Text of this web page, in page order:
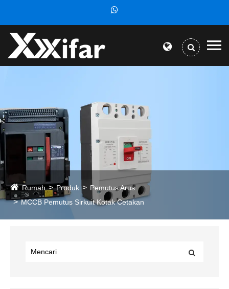
Rumah Produk
Pemutus Arus
MCCB Pemutus Sirkuit Kotak Cetakan